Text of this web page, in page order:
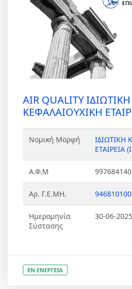
AIR QUALITY ΙΔΙΩΤΙΚΗ
ΚΕΦΑΛΑΙΟΥΧΙΚΗ
Νομική Μορφή
ΙΔΙΩΤΙΚΗ
ΕΤΑΙΡΕΙΑ
Α.Φ.Μ 997684140
Αρ. Γ.Ε.ΜΗ.
Ημερομηνία
Σύστασης
30-06-2025
ΕΝ ΕΝΕΡΓΕΙΑ